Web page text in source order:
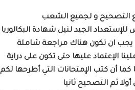
الجيد لنيل شهادة البكالوريا
يجب ان تكون هناك مراجعة شاملة
الإعتماد عليها حتى تكون على دراية
أن كتب الإمتحانات التي أطرحها لكم